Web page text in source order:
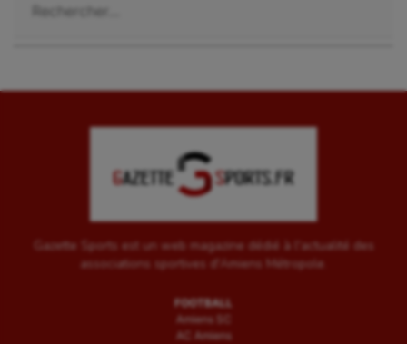
Gazette Sports est un web magazine dédié à l'actualité des
associations sportives d'Amiens Métropole.
FOOTBALL
Amiens SC
AC Amiens